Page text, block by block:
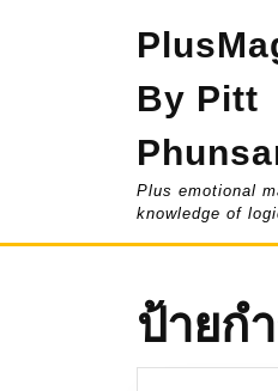
By Pitt
Plus emotional
knowledge of
ป้ายก